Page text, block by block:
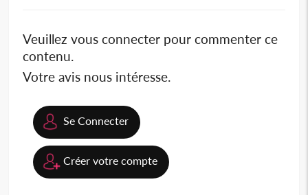
Veuillez vous connecter pour commenter ce
contenu.
Votre avis nous intéresse.
Se Connecter
Créer votre compte